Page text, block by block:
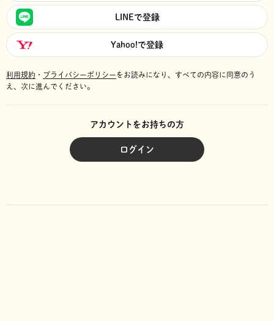
LINEで登録
Yahoo!で登録
利用規約 ・ プライバシーポリシーをお読みになり、 すべての内容に同意のう
え、次に進んでください。
アカウントをお持ちの方
ログイン